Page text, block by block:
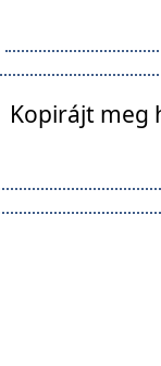
Kopirájt meg